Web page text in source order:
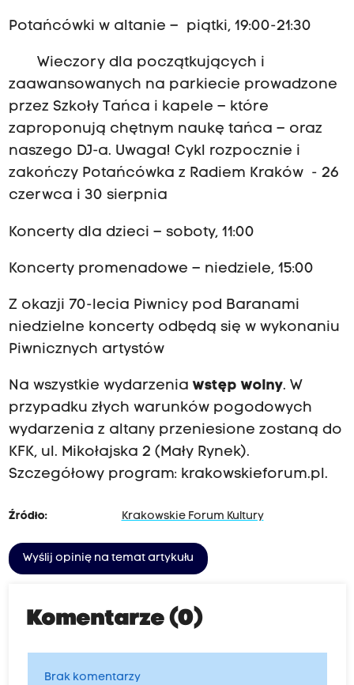
Potańcówki w altanie – piątki, 19:00-21:30
Wieczory dla początkujących i
zaawansowanych na parkiecie prowadzone
przez Szkoły Tańca i kapele – które
zaproponują chętnym naukę tańca – oraz
naszego DJ-a. Uwaga! Cykl rozpocznie i
zakończy Potańcówka z Radiem Kraków - 26
czerwca i 30 sierpnia
Koncerty dla dzieci – soboty, 11:00
Koncerty promenadowe – niedziele, 15:00
Z okazji 70-lecia Piwnicy pod Baranami
niedzielne koncerty odbędą się w wykonaniu
Piwnicznych artystów
Na wszystkie wydarzeniawstęp wolny. W
przypadku złych warunków pogodowych
wydarzenia z altany przeniesione zostaną do
KFK, ul. Mikołajska 2 (Mały Rynek).
Szczegółowy program: krakowskieforum.pl.
Źródło: Krakowskie Forum Kultury
Wyślij opinię na temat artykułu
Komentarze (0)
Brak komentarzy